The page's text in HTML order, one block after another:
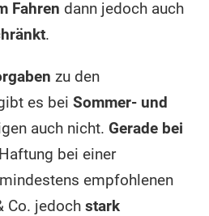
Fahren dann jedoch auch
.
zu den
es bei Sommer- und
auch nicht. Gerade bei
bei einer
empfohlenen
Co. jedoch stark